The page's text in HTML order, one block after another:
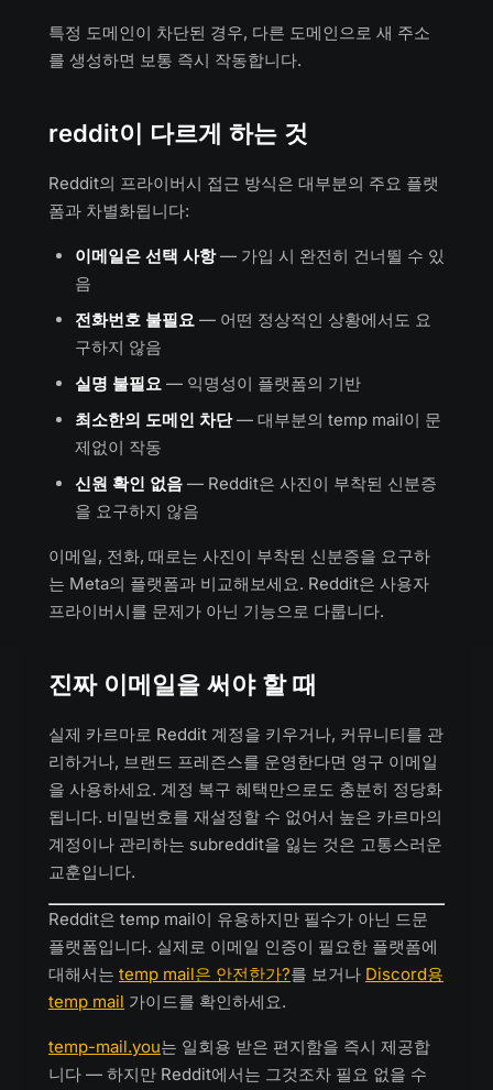
특정 도메인이 차단된 경우, 다른 도메인으로 새 주소
를 생성하면 보통 즉시 작동합니다.
reddit이 다르게 하는 것
Reddit의 프라이버시 접근 방식은 대부분의 주요 플랫
폼과 차별화됩니다:
이메일은 선택 사항— 가입 시 완전히 건너뛸 수 있
음
전화번호 불필요 — 어떤 정상적인 상황에서도 요
구하지 않음
실명 불필요 — 익명성이 플랫폼의 기반
최소한의 도메인 차단— 대부분의 temp mail이 문
제없이 작동
신원 확인 없음 — Reddit은 사진이 부착된 신분증
을 요구하지 않음
이메일, 전화, 때로는 사진이 부착된 신분증을 요구하
는 Meta의 플랫폼과 비교해보세요. Reddit은 사용자
프라이버시를 문제가 아닌 기능으로 다룹니다.
진짜 이메일을 써야 할 때
실제 카르마로 Reddit 계정을 키우거나, 커뮤니티를 관
리하거나, 브랜드 프레즌스를 운영한다면 영구 이메일
을 사용하세요. 계정 복구 혜택만으로도 충분히 정당화
됩니다. 비밀번호를 재설정할 수 없어서 높은 카르마의
계정이나 관리하는 subreddit을 잃는 것은 고통스러운
교훈입니다.
Reddit은 temp mail이 유용하지만 필수가 아닌 드문
플랫폼입니다. 실제로 이메일 인증이 필요한 플랫폼에
대해서는 temp mail은 안전한가?를 보거나 Discord용
temp mail 가이드를 확인하세요.
temp-mail.you는 일회용 받은 편지함을 즉시 제공합
니다 — 하지만 Reddit에서는 그것조차 필요 없을 수